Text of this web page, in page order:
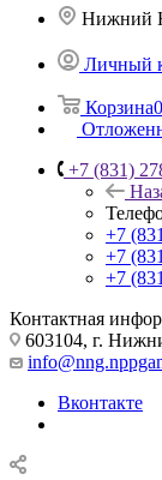
Нижний
Личный
Корзина0
+7 (831)
+7
+7
+7
Контактная
603104, г.
Вконтакте